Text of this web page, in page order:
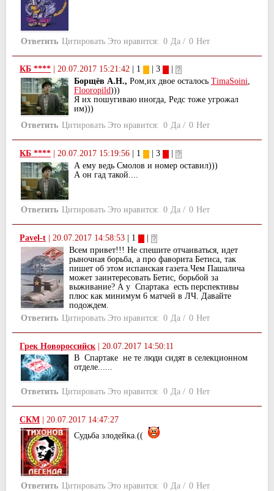
Ответить Цитировать Это нравится: 0 Да / 0 Нет
КБ **** 20.07.2017 15:21:42 | 1 | 3
Борщёв А.Н., Ром,их двое осталось TimaSoini,
Flooropild)))
Я их пошугиваю иногда, Редс тоже угрожал
им)))
Ответить Цитировать Это нравится: 0 Да / 0 Нет
КБ **** 20.07.2017 15:19:56 | 1 | 3
А ему ведь Смолов и номер оставил)))
А он гад такой....
Ответить Цитировать Это нравится: 0 Да / 0 Нет
Pavel-t 20.07.2017 14:58:53 | 1
Всем привет!!! Не спешите отчаиваться, идет
рыночная борьба, а про фаворита Бетиса, так
пишет об этом испанская газета.Чем Пашалича
может заинтересовать Бетис, борьбой за
выживание? А у Спартака есть перспективы
плюс как минимум 6 матчей в ЛЧ. Давайте
подождем.
Ответить Цитировать Это нравится: 0 Да / 0 Нет
Грек Новороссийск
20.07.2017 14:50:11
В Спартаке не те люди сидят в селекционном
отделе......
Ответить Цитировать Это нравится: 0 Да / 0 Нет
СКМ | 20.07.2017 14:47:27
Судьба злодейка.((
Ответить Цитировать Это нравится: 0 Да / 0 Нет